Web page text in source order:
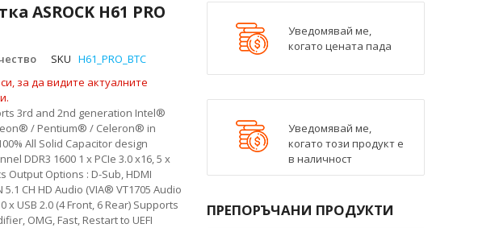
ASROCK H61 PRO
SKU H61_PRO_BTC
за да видите актуалните
3rd and 2nd generation Intel®
/ Pentium® / Celeron® in
All Solid Capacitor design
DDR3 1600 1 x PCIe 3.0 x16, 5 x
Output Options : D-Sub, HDMI
5.1 CH HD Audio (VIA® VT1705 Audio
x USB 2.0 (4 Front, 6 Rear) Supports
OMG, Fast, Restart to UEFI
Уведомявай ме,
когато цената пада
Уведомявай ме,
когато този продукт е
в наличност
ПРЕПОРЪЧАНИ ПРОДУКТИ